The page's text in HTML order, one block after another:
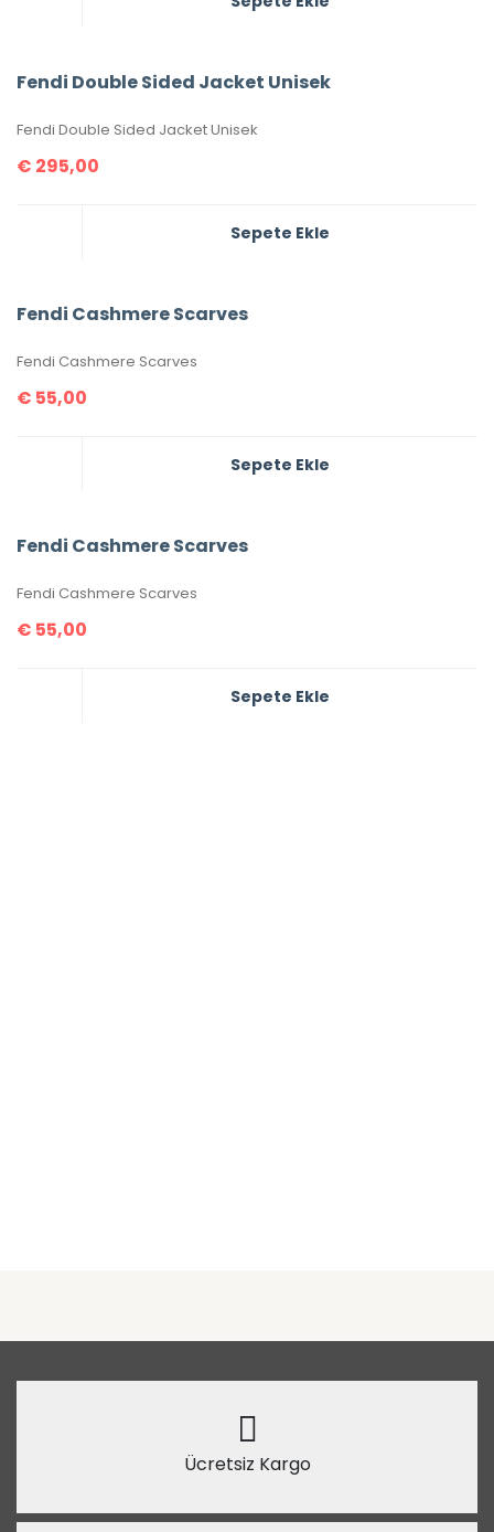
Fendi Double Sided Jacket Unisek
Fendi Double Sided Jacket Unisek
€ 295,00
Sepete Ekle
Fendi Cashmere Scarves
Fendi Cashmere Scarves
€ 55,00
Sepete Ekle
Fendi Cashmere Scarves
Fendi Cashmere Scarves
€ 55,00
Sepete Ekle
Ücretsiz Kargo